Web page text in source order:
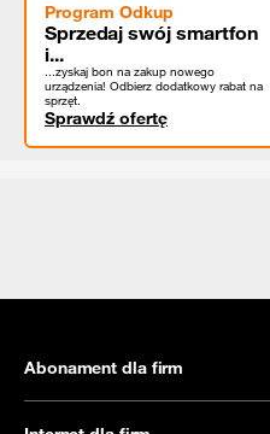
Program Odkup
Sprzedaj swój smartfon
i...
...zyskaj bon na zakup nowego
urządzenia! Odbierz dodatkowy rabat na
sprzęt.
Sprawdź ofertę
Abonament dla firm